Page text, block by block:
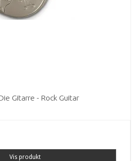
Gitarre - Rock Guitar
Vis produkt